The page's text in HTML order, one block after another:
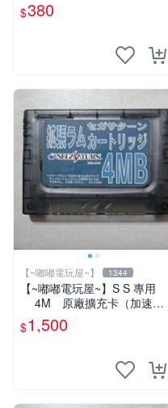
$380
【~嘟嘟電玩屋~】 1344
【~嘟嘟電玩屋~】S S 專用
4M 原廠擴充卡（加速
卡）
$1,500